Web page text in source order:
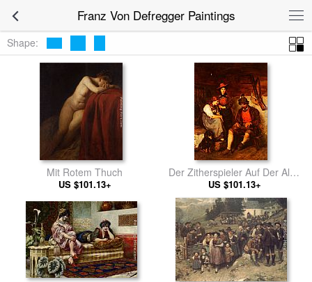
Franz Von Defregger Paintings
Shape:
Mit Rotem Thuch
US $101.13+
Der Zitherspieler Auf Der Alm,
Dem Zwei Madchen Zuhoren
US $101.13+